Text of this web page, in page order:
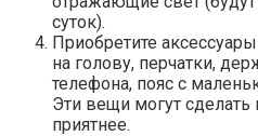
суток).
Приобретите
на голову, перчатки,
телефона, пояс с
Эти вещи могут
приятнее.